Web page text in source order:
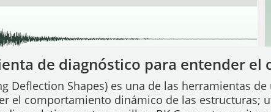
de diagnóstico para entender
Deflection Shapes) es una de las herramientas
el comportamiento dinámico de las estructuras;